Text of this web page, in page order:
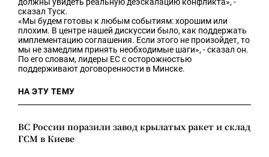
сказал Туск.
«Мы будем готовы к любым событиям: хорошим или
плохим. В центре нашей дискуссии было, как поддержать
имплементацию соглашения. Если этого не произойдет, то
мы не замедлим принять необходимые шаги», - сказал он.
По его словам, лидеры ЕС с осторожностью
поддерживают договоренности в Минске.
НА ЭТУ ТЕМУ
ВС России поразили завод крылатых ракет и склад
ГСМ в Киеве